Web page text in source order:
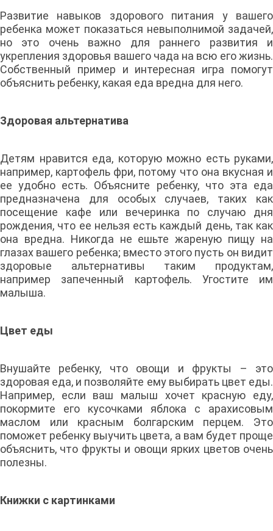
Развитие навыков здорового питания у вашего
ребенка может показаться невыполнимой задачей,
но это очень важно для раннего развития и
укрепления здоровья вашего чада на всю его жизнь.
Собственный пример и интересная игра помогут
объяснить ребенку, какая еда вредна для него.
Здоровая альтернатива
Детям нравится еда, которую можно есть руками,
например, картофель фри, потому что она вкусная и
ее удобно есть. Объясните ребенку, что эта еда
предназначена для особых случаев, таких как
посещение кафе или вечеринка по случаю дня
рождения, что ее нельзя есть каждый день, так как
она вредна. Никогда не ешьте жареную пищу на
глазах вашего ребенка; вместо этого пусть он видит
здоровые альтернативы таким продуктам,
например запеченный картофель. Угостите им
малыша.
Цвет еды
Внушайте ребенку, что овощи и фрукты – это
здоровая еда, и позволяйте ему выбирать цвет еды.
Например, если ваш малыш хочет красную еду,
покормите его кусочками яблока с арахисовым
маслом или красным болгарским перцем. Это
поможет ребенку выучить цвета, а вам будет проще
объяснить, что фрукты и овощи ярких цветов очень
полезны.
Книжки с картинками